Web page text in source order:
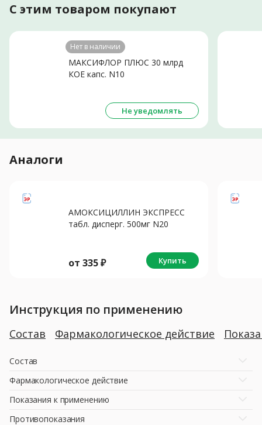
С этим товаром покупают
Нет в наличии
МАКСИФЛОР ПЛЮС 30 млрд
КОЕ капс. N10
Не уведомлять
Аналоги
АМОКСИЦИЛЛИН ЭКСПРЕСС
табл. дисперг. 500мг N20
от 335₽ Купить
Инструкция по применению
Состав Фармакологическое действие
Состав
Фармакологическое действие
Показания к применению
Противопоказания